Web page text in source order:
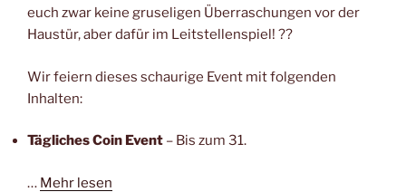
euch zwar keine gruseligen Überraschungen vor der
Haustür, aber dafür im Leitstellenspiel! ??
Wir feiern dieses schaurige Event mit folgenden
Inhalten:
Tägliches Coin Event – Bis zum 31.
… Mehr lesen